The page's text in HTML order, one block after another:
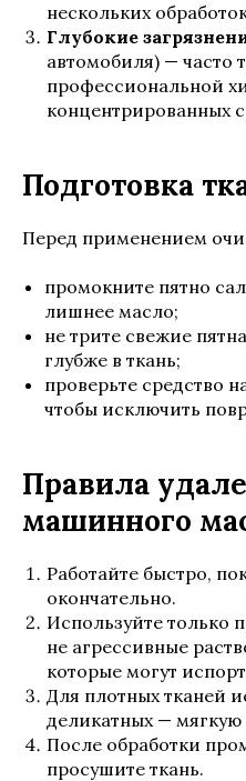
нескольких
Глубокие
автомобиля) — часто
профессиональной
концентрированных
Подготовка
Перед применением
промокните пятно
лишнее масло;
не трите свежие
глубже в ткань;
проверьте средство
чтобы исключить
Правила
машинного
Работайте быстро,
окончательно.
Используйте только
не агрессивные
которые могут
Для плотных тканей
деликатных — мягкую
После обработки
просушите ткань.